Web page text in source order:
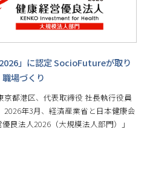
」に認定 SocioFutureが取り
場づくり
京都港区、代表取締役 社長執行役員
年3月、経済産業省と日本健康会
良法人2026（大規模法人部門）」